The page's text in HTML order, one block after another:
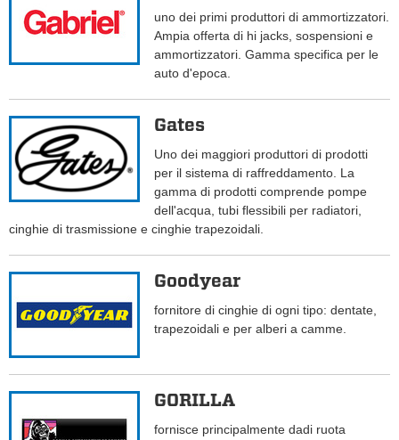
uno dei primi produttori di ammortizzatori.
Ampia offerta di hi jacks, sospensioni e
ammortizzatori. Gamma specifica per le
auto d'epoca.
Gates
Uno dei maggiori produttori di prodotti
per il sistema di raffreddamento. La
gamma di prodotti comprende pompe
dell'acqua, tubi flessibili per radiatori,
cinghie di trasmissione e cinghie trapezoidali.
Goodyear
fornitore di cinghie di ogni tipo: dentate,
trapezoidali e per alberi a camme.
GORILLA
fornisce principalmente dadi ruota